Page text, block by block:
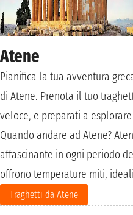
Atene
Pianifica la tua avventura
di Atene. Prenota il tuo
veloce, e preparati a
Quando andare ad Atene?
affascinante in ogni periodo
offrono temperature miti,
Traghetti da Atene